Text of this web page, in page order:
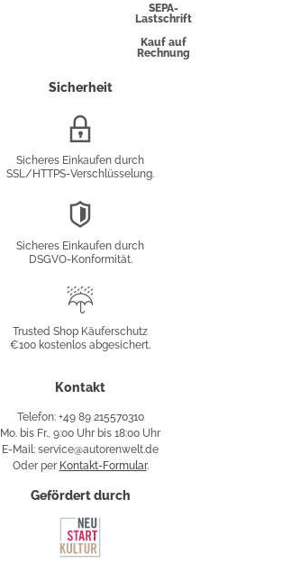
SEPA-
Lastschrift
Kauf auf
Rechnung
Sicherheit
Sicheres Einkaufen durch
SSL/HTTPS-Verschlüsselung.
Sicheres Einkaufen durch
DSGVO-Konformität.
Käuferschutz
Trusted Shop Käuferschutz
€100 kostenlos abgesichert.
Kontakt
Telefon: +49 89 215570310
Mo. bis Fr., 9:00 Uhr bis 18:00 Uhr
E-Mail: service@autorenwelt.de
Oder per Kontakt-Formular.
Gefördert durch